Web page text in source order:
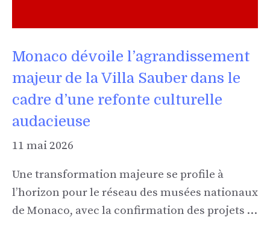
Monaco dévoile l’agrandissement
majeur de la Villa Sauber dans le
cadre d’une refonte culturelle
audacieuse
11 mai 2026
Une transformation majeure se profile à
l’horizon pour le réseau des musées nationaux
de Monaco, avec la confirmation des projets …